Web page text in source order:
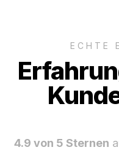
ECHTE
4.9 von 5 Sternen